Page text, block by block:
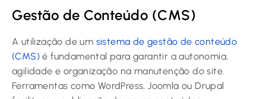
Gestão de Conteúdo (CMS)
A utilização de um sistema de gestão de conteúdo
(CMS) é fundamental para garantir a autonomia,
agilidade e organização na manutenção do site.
Ferramentas como WordPress, Joomla ou Drupal